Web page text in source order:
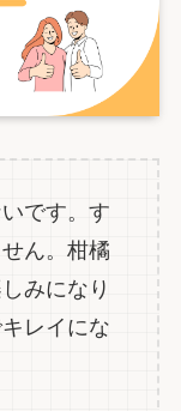
です。す
ん。柑橘
みになり
レイにな